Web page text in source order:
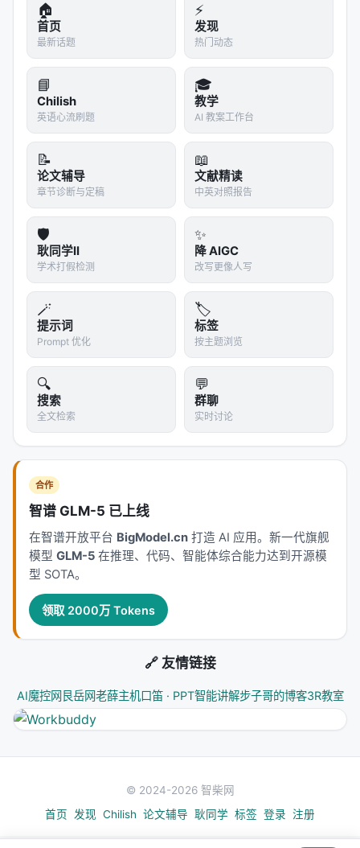
export
prompts
web_search
metaclaw_bridge
memory
skills
knowledge_graph
compute_servers
mcp
overleaf
server
dashboard
trends
copilot
hitl
这反映出一个非常明确的设计：系统的能力扩展优先
同时，
搜索默认配置文件顺序：
config.yaml
project.profile
/ --profile 驱动的领域部署
默认值注入
YAML → typed dataclass 的转换和校验
4.3 编排层：Runner 负责“跑起来”
researchclaw/pipeline/runner.py
逐阶段写 checkpoint
写 heartbeat 供 sentinel 监控
处理 resume/restart
🏠
首页
最新话题
⚡
发现
热门动态
📘
Chilish
英语心流刷题
🎓
教学
AI 教案工作台
📝
论文辅导
章节诊断与定稿
📖
文献精读
中英对照报告
🛡️
耿同学II
学术打假检测
✨
降 AIGC
改写更像人写
🪄
提示词
Prompt 优化
🏷️
标签
按主题浏览
🔍
搜索
全文检索
💬
群聊
实时讨论
合作
智谱 GLM-5 已上线
在智谱开放平台 BigModel.cn 打造 AI 应用。新一代旗舰
模型 GLM-5 在推理、代码、智能体综合能力达到开源模
型 SOTA。
领取 2000万 Tokens
🔗 友情链接
AI魔控网 艮岳网老薛主机口笛 · PPT智能讲解步子哥的博客3R教室
© 2024-2026 智柴网
首页
发现 Chilish 论文辅导 耿同学 标签 登录 注册